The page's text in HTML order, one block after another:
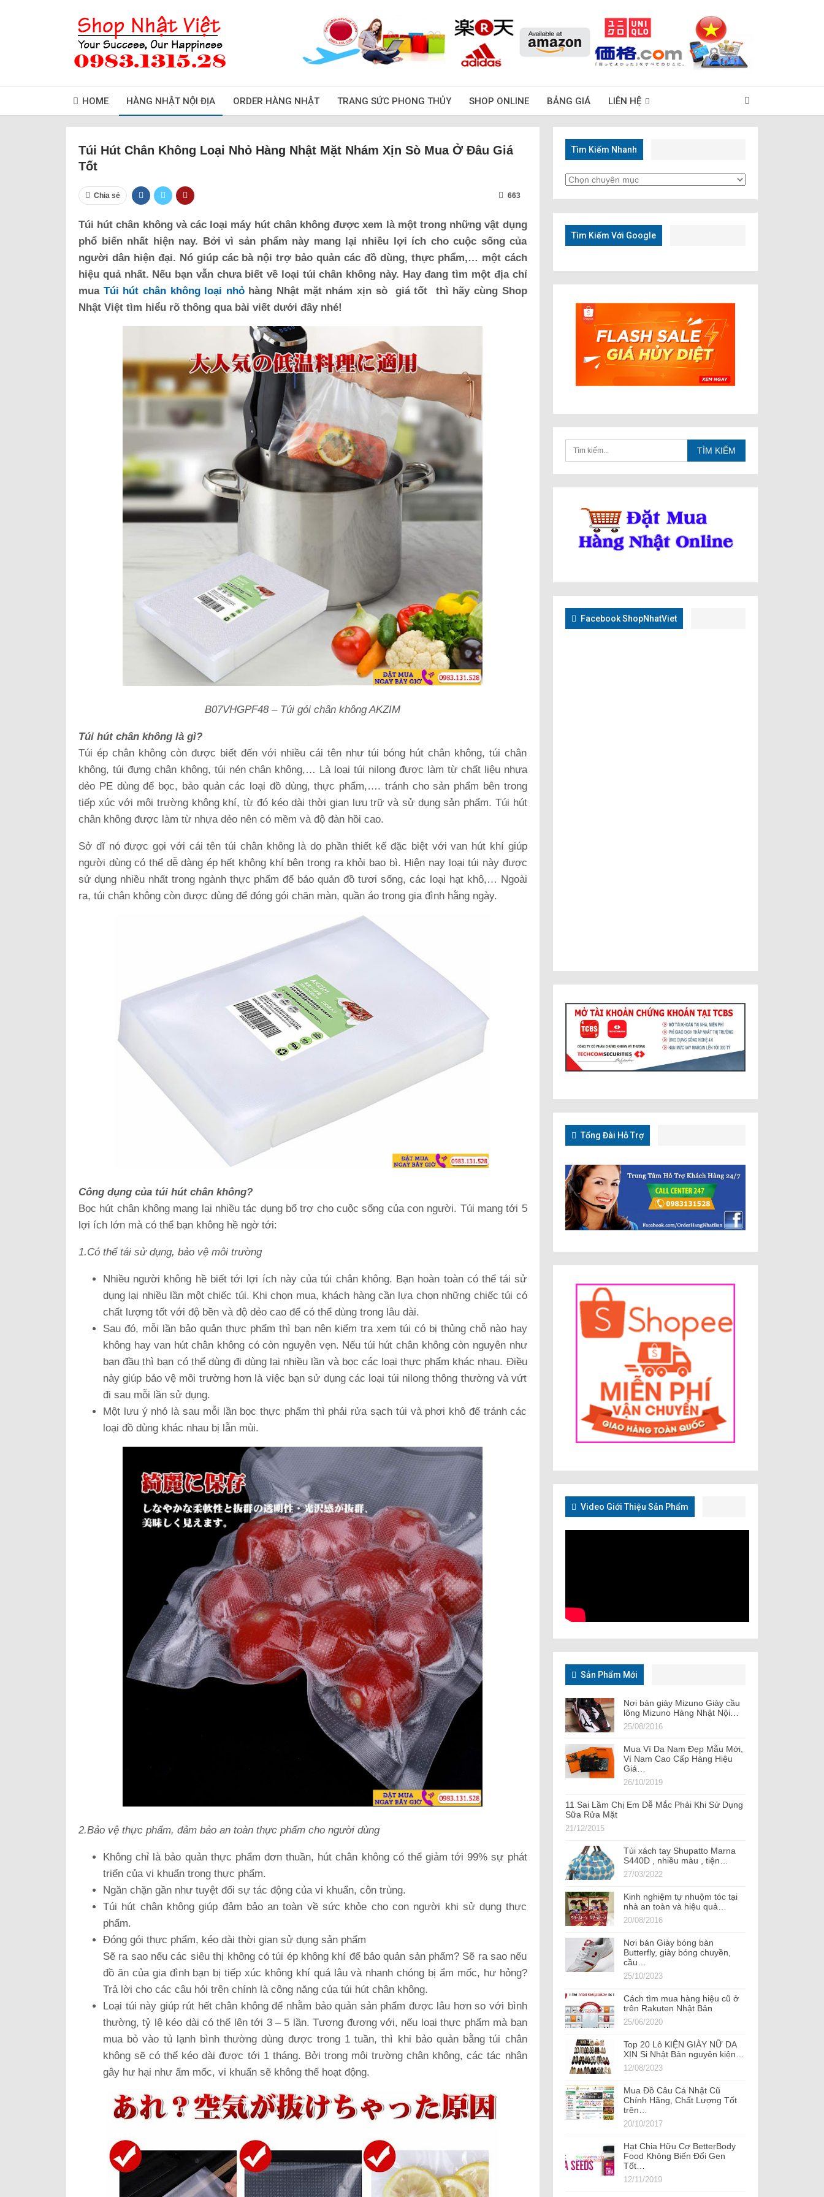
HOME HÀNG NHẬT NỘI ĐỊA ORDER HÀNG NHẬT TRANG SỨC PHONG THỦY SHOP ONLINE BẢNG GIÁ LIÊN HỆ
Túi Hút Chân Không Loại Nhỏ Hàng Nhật Mặt Nhám Xịn Sò Mua Ở Đâu Giá
Tốt
Chia sẻ 663
Túi hút chân không và các loại máy hút chân không được xem là một trong những vật dụng
phổ biến nhất hiện nay. Bởi vì sản phẩm này mang lại nhiều lợi ích cho cuộc sống của
người dân hiện đại. Nó giúp các bà nội trợ bảo quản các đồ dùng, thực phẩm,… một cách
hiệu quả nhất. Nếu bạn vẫn chưa biết về loại túi chân không này. Hay đang tìm một địa chỉ
mua Túi hút chân không loại nhỏhàng Nhật mặt nhám xịn sò giá tốt thì hãy cùng Shop
Nhật Việt tìm hiểu rõ thông qua bài viết dưới đây nhé!
B07VHGPF48 – Túi gói chân không AKZIM
Túi hút chân không là gì?
Túi ép chân không còn được biết đến với nhiều cái tên như túi bóng hút chân không, túi chân
không, túi đựng chân không, túi nén chân không,… Là loại túi nilong được làm từ chất liệu nhựa
dẻo PE dùng để bọc, bảo quản các loại đồ dùng, thực phẩm,…. tránh cho sản phẩm bên trong
tiếp xúc với môi trường không khí, từ đó kéo dài thời gian lưu trữ và sử dụng sản phẩm. Túi hút
chân không được làm từ nhựa dẻo nên có mềm và độ đàn hồi cao.
Sở dĩ nó được gọi với cái tên túi chân không là do phần thiết kế đặc biệt với van hút khí giúp
người dùng có thể dễ dàng ép hết không khí bên trong ra khỏi bao bì. Hiện nay loại túi này được
sử dụng nhiều nhất trong ngành thực phẩm để bảo quản đồ tươi sống, các loại hạt khô,… Ngoài
ra, túi chân không còn được dùng để đóng gói chăn màn, quần áo trong gia đình hằng ngày.
Công dụng của túi hút chân không?
Bọc hút chân không mang lại nhiều tác dụng bổ trợ cho cuộc sống của con người. Túi mang tới 5
lợi ích lớn mà có thể bạn không hề ngờ tới:
1.Có thể tái sử dụng, bảo vệ môi trường
Nhiều người không hề biết tới lợi ích này của túi chân không. Bạn hoàn toàn có thể tái sử
dụng lại nhiều lần một chiếc túi. Khi chọn mua, khách hàng cần lựa chọn những chiếc túi có
chất lượng tốt với độ bền và độ dẻo cao để có thể dùng trong lâu dài.
Sau đó, mỗi lần bảo quản thực phẩm thì bạn nên kiểm tra xem túi có bị thủng chỗ nào hay
không hay van hút chân không có còn nguyên vẹn. Nếu túi hút chân không còn nguyên như
ban đầu thì bạn có thể dùng đi dùng lại nhiều lần và bọc các loại thực phẩm khác nhau. Điều
này giúp bảo vệ môi trường hơn là việc bạn sử dụng các loại túi nilong thông thường và vứt
đi sau mỗi lần sử dụng.
Một lưu ý nhỏ là sau mỗi lần bọc thực phẩm thì phải rửa sạch túi và phơi khô để tránh các
loại đồ dùng khác nhau bị lẫn mùi.
2.Bảo vệ thực phẩm, đảm bảo an toàn thực phẩm cho người dùng
Không chỉ là bảo quản thực phẩm đơn thuần, hút chân không có thể giảm tới 99% sự phát
triển của vi khuẩn trong thực phẩm.
Ngăn chặn gần như tuyệt đối sự tác động của vi khuẩn, côn trùng.
Túi hút chân không giúp đảm bảo an toàn về sức khỏe cho con người khi sử dụng thực
phẩm.
Đóng gói thực phẩm, kéo dài thời gian sử dụng sản phẩm
Sẽ ra sao nếu các siêu thị không có túi ép không khí để bảo quản sản phẩm? Sẽ ra sao nếu
đồ ăn của gia đình bạn bị tiếp xúc không khí quá lâu và nhanh chóng bị ẩm mốc, hư hỏng?
Trả lời cho các câu hỏi trên chính là công năng của túi hút chân không.
Loại túi này giúp rút hết chân không để nhằm bảo quản sản phẩm được lâu hơn so với bình
thường, tỷ lệ kéo dài có thể lên tới 3 – 5 lần. Tương đương với, nếu loại thực phẩm mà bạn
mua bỏ vào tủ lạnh bình thường dùng được trong 1 tuần, thì khi bảo quản bằng túi chân
không sẽ có thể kéo dài được tới 1 tháng. Bởi trong môi trường chân không, các tác nhân
gây hư hại như ẩm mốc, vi khuẩn sẽ không thể hoạt động.
Tìm Kiếm Nhanh
Tìm
Tìm Kiếm Với Google
Facebook ShopNhatViet
Tổng Đài Hỗ Trợ
Video Giới Thiệu Sản Phẩm
Sản Phẩm Mới
Nơi bán giày Mizuno Giày cầu
lông Mizuno Hàng Nhật Nội…
25/08/2016
Mua Ví Da Nam Đẹp Mẫu Mới,
Ví Nam Cao Cấp Hàng Hiệu
Giá…
26/10/2019
11 Sai Lầm Chị Em Dễ Mắc Phải Khi Sử Dụng
Sữa Rửa Mặt
21/12/2015
Túi xách tay Shupatto Marna
S440D , nhiều màu , tiện…
27/03/2022
Kinh nghiệm tự nhuộm tóc tại
nhà an toàn và hiệu quả…
20/08/2016
Nơi bán Giày bóng bàn
Butterfly, giày bóng chuyền,
cầu…
25/10/2023
Cách tìm mua hàng hiệu cũ ở
trên Rakuten Nhật Bản
25/06/2020
Top 20 Lô KIỆN GIÀY NỮ DA
XỊN Si Nhật Bản nguyên kiện…
12/08/2023
Mua Đồ Câu Cá Nhật Cũ
Chính Hãng, Chất Lượng Tốt
trên…
20/10/2017
Hạt Chia Hữu Cơ BetterBody
Food Không Biến Đổi Gen
Tốt…
12/11/2019